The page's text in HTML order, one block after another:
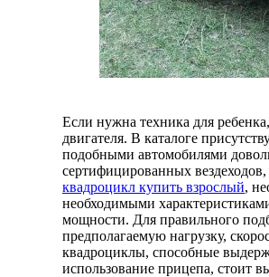
Если нужна техника для
двигателя. В каталоге
подобными автомобилями
сертифицированных
квадроцикл купить взрослый,
необходимыми
мощности. Для правильного
предполагаемую нагрузку,
квадроциклы, способные
использование прицепа, стоит